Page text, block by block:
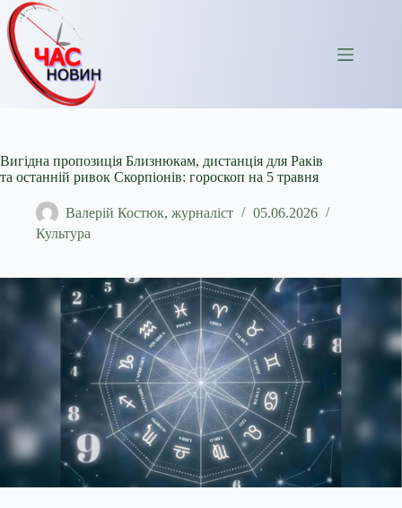
Перейти
до
вмісту
Вигідна пропозиція Близнюкам, дистанція для Раків
та останній ривок Скорпіонів: гороскоп на 5 травня
Валерій Костюк, журналіст
05.06.2026
Культура